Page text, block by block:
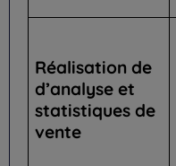
Réalisation de
d’analyse et
statistiques de
vente